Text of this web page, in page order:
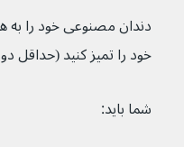
خود را تمیز کنید (حداقل
شما باید: